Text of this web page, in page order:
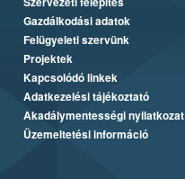
Gazdálkodási adatok
Felügyeleti szervünk
Projektek
Kapcsolódó linkek
Adatkezelési tájékoztató
Akadálymentességi nyilatkozat
Üzemeltetési információ